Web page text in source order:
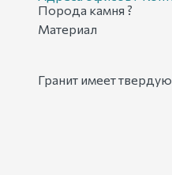
Порода камня ?
Материал
Гранит имеет